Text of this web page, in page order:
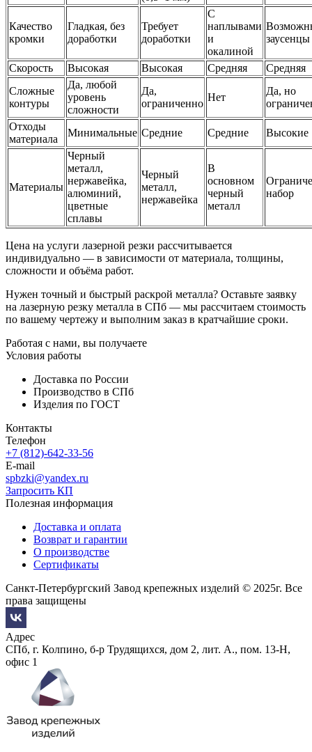
Качество
кромки
Гладкая, без
доработки
Требует
доработки
С
наплывами
и
окалиной
заусенцы
Скорость Высокая Высокая Средняя
Средняя
Сложные
контуры
Да, любой
уровень
сложности
Да,
ограниченно
Нет
Да, но
Отходы
материала
Минимальные Средние Средние Высокие
Материалы
Черный
металл,
нержавейка,
алюминий,
цветные
сплавы
Черный
металл,
нержавейка
В
основном
черный
металл
набор
Цена на услуги лазерной резки рассчитывается
индивидуально — в зависимости от материала, толщины,
сложности и объёма работ.
Нужен точный и быстрый раскрой металла? Оставьте заявку
на лазерную резку металла в СПб — мы рассчитаем стоимость
по вашему чертежу и выполним заказ в кратчайшие сроки.
Работая с нами, вы получаете
Условия работы
Доставка по России
Производство в СПб
Изделия по ГОСТ
Контакты
Телефон
+7 (812)-642-33-56
E-mail
spbzki@yandex.ru
Запросить КП
Полезная информация
Доставка и оплата
Возврат и гарантии
О производстве
Сертификаты
Санкт-Петербургский Завод крепежных изделий © 2025г. Все
права защищены
Адрес
СПб, г. Колпино, б-р Трудящихся, дом 2, лит. А., пом. 13-Н,
офис 1